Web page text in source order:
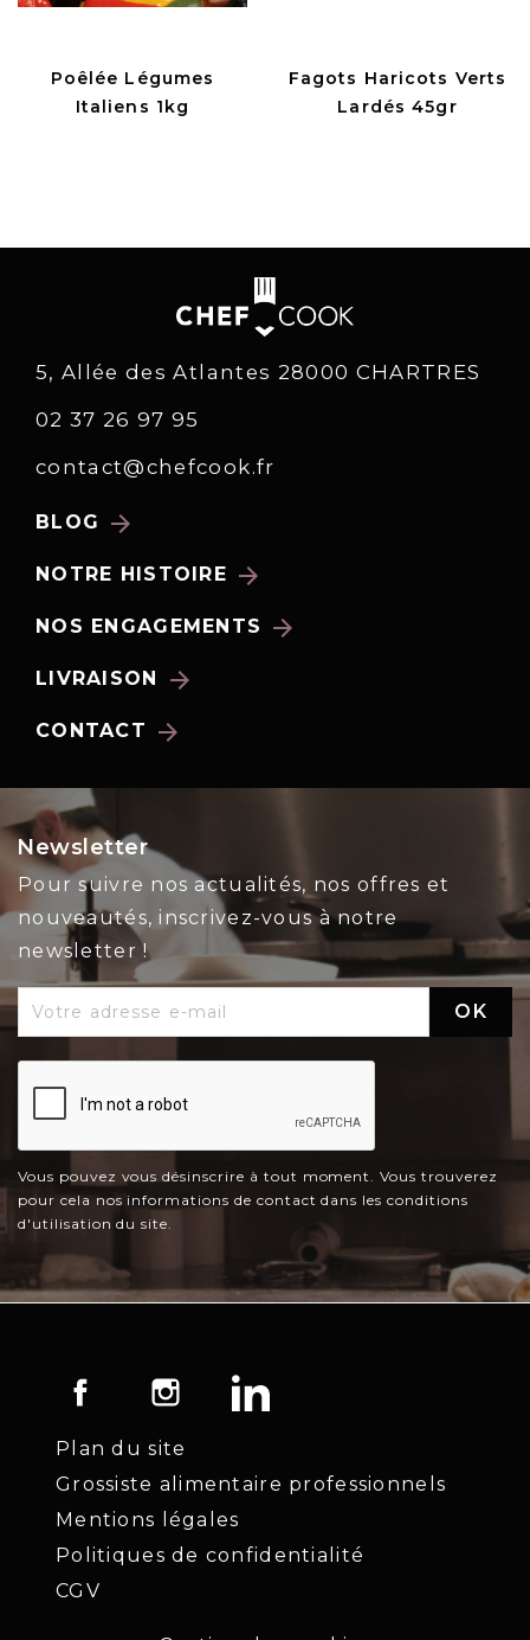
Poêlée Légumes
Italiens 1kg
Fagots Haricots Verts
Lardés 45gr
5, Allée des Atlantes 28000 CHARTRES
02 37 26 97 95
contact@chefcook.fr
BLOG arrow_forward
NOTRE HISTOIRE arrow_forward
NOS ENGAGEMENTS arrow_forward
LIVRAISON arrow_forward
CONTACT arrow_forward
Newsletter
Pour suivre nos actualités, nos offres et
nouveautés, inscrivez-vous à notre
newsletter !
Vous pouvez vous désinscrire à tout moment. Vous trouverez
pour cela nos informations de contact dans les conditions
d'utilisation du site.
Facebook Instagram
Plan du site
Grossiste alimentaire professionnels
Mentions légales
Politiques de confidentialité
CGV